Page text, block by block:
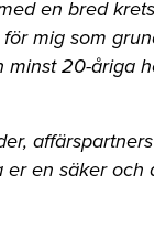
en bred
mig som
20-åriga
en säker